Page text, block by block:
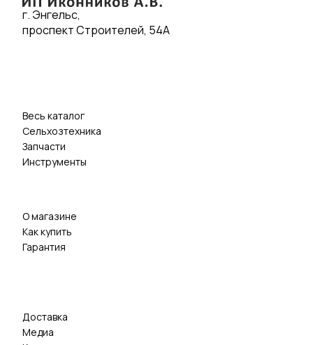
г. Энгельс,
проспект Строителей, 54А
Весь каталог
Сельхозтехника
Запчасти
Инструменты
О магазине
Как купить
Гарантия
Доставка
Медиа